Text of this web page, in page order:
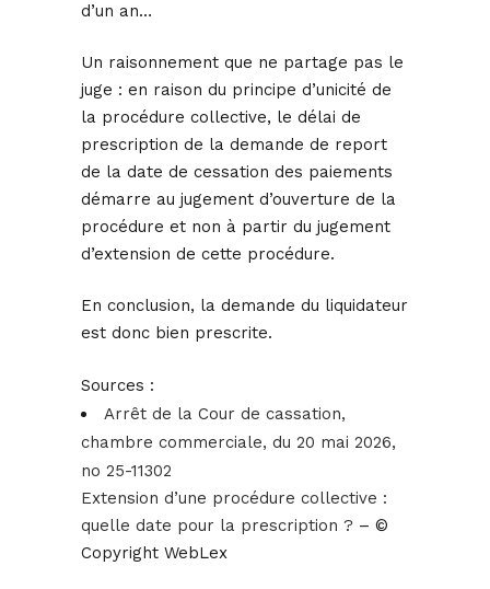
d’un an…
Un raisonnement que ne partage pas le
juge : en raison du principe d’unicité de
la procédure collective, le délai de
prescription de la demande de report
de la date de cessation des paiements
démarre au jugement d’ouverture de la
procédure et non à partir du jugement
d’extension de cette procédure.
En conclusion, la demande du liquidateur
est donc bien prescrite.
Sources :
Arrêt de la Cour de cassation,
chambre commerciale, du 20 mai 2026,
no 25-11302
Extension d’une procédure collective :
quelle date pour la prescription ? – ©
Copyright WebLex